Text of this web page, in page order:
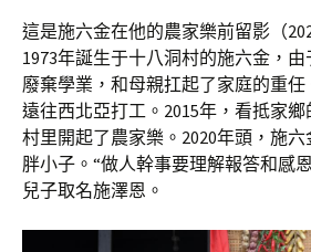
這是施六金在他的農家樂前留影（
1973年誕生于十八洞村的施六金，
廢棄學業，和母親扛起了家庭的重
遠往西北亞打工。2015年，看抵家
村里開起了農家樂。2020年頭，施
胖小子。“做人幹事要理解報答和感
兒子取名施澤恩。